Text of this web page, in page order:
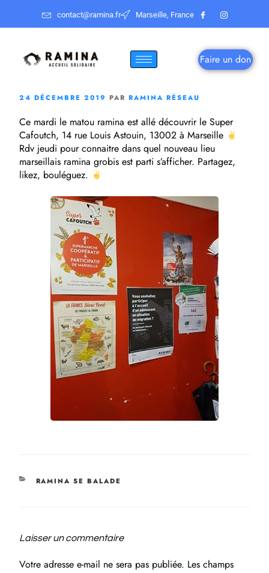
contact@ramina.fr Marseille, France
Faire un don
24 DÉCEMBRE 2019 PAR RAMINA RÉSEAU
Ce mardi le matou ramina est allé découvrir le Super
Cafoutch, 14 rue Louis Astouin, 13002 à Marseille
Rdv jeudi pour connaitre dans quel nouveau lieu
marseillais ramina grobis est parti s’afficher. Partagez,
likez, bouléguez.
RAMINA SE BALADE
Laisser un commentaire
Votre adresse e-mail ne sera pas publiée. Les champs